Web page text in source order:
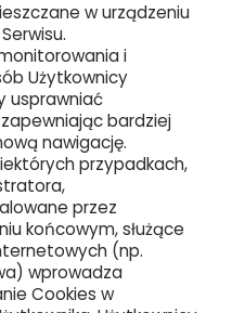
w urządzeniu
i
Użytkownicy
usprawniać
bardziej
nawigację.
przypadkach,
przez
końcowym, służące
(np.
wprowadza
Cookies w